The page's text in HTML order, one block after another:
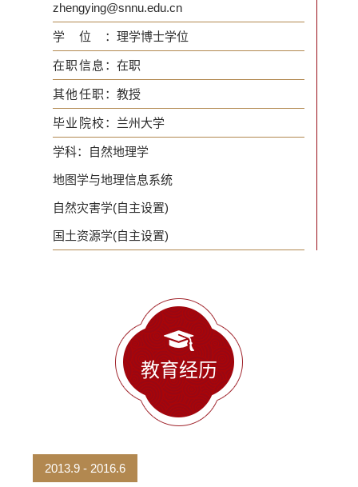
zhengying@snnu.edu.cn
学位：理学博士学位
在职信息：在职
其他任职：教授
毕业院校： 兰州大学
学科：自然地理学
地图学与地理信息系统
自然灾害学(自主设置)
国土资源学(自主设置)
教育经历
2013.9 - 2016.6